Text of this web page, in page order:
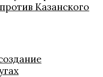
Казанского